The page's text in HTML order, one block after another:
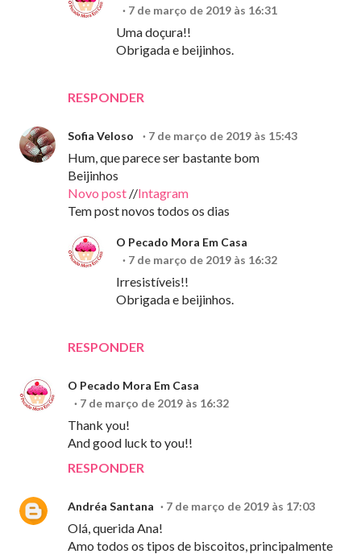
RESPONDER
7 de março de 2019 às 16:31
Uma doçura!!
Obrigada e beijinhos.
Sofia Veloso 7 de março de 2019 às 15:43
Hum, que parece ser bastante bom
Beijinhos
Novo post //Intagram
Tem post novos todos os dias
RESPONDER
O Pecado Mora Em Casa
7 de março de 2019 às 16:32
Irresistíveis!!
Obrigada e beijinhos.
O Pecado Mora Em Casa
7 de março de 2019 às 16:32
Thank you!
And good luck to you!!
RESPONDER
Andréa Santana 7 de março de 2019 às 17:03
Olá, querida Ana!
Amo todos os tipos de biscoitos, principalmente